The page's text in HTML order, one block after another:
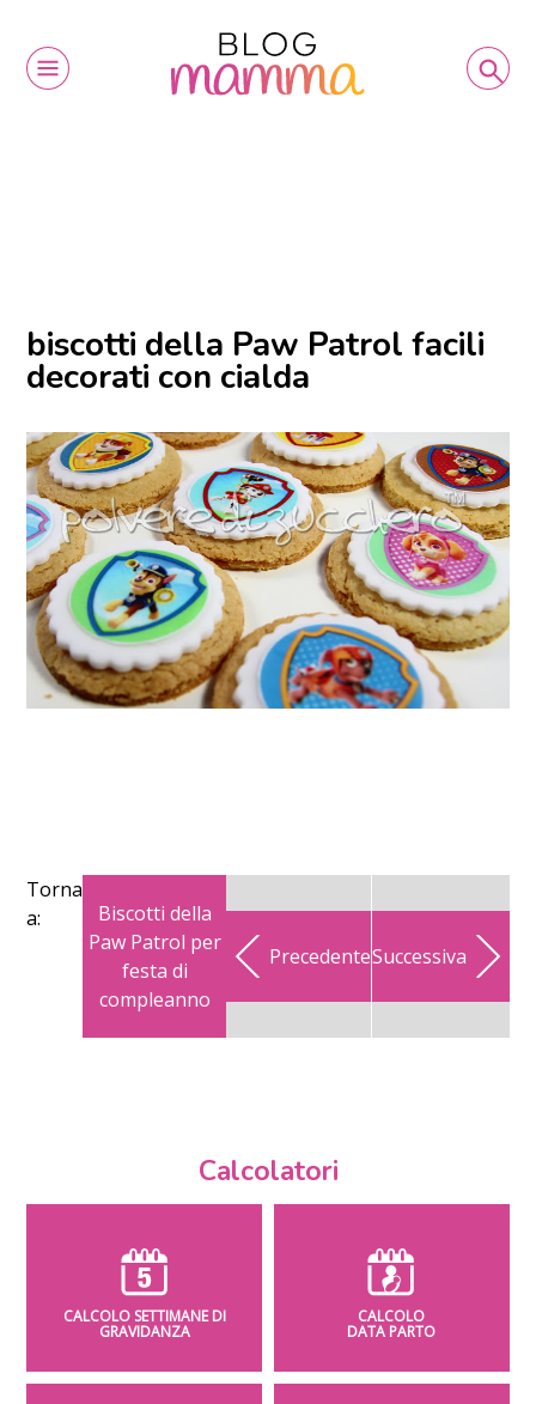
biscotti della Paw Patrol facili
decorati con cialda
Torna
a:
Biscotti della
Paw Patrol per
festa di
compleanno
PrecedenteSuccessiva
Calcolatori
CALCOLO SETTIMANE DI
GRAVIDANZA
CALCOLO
DATA PARTO